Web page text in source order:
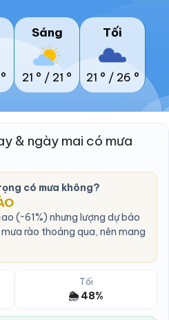
Sáng
21 ° / 21 °
Tối
21 ° / 26 °
& ngày mai có mưa
có mưa không?
(~61%) nhưng lượng dự báo
rào thoáng qua, nên mang
Tối
🌦️ 48%